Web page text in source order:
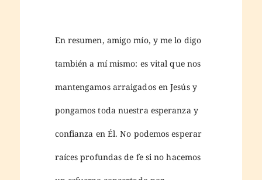
En resumen, amigo mío, y me lo digo
también a mí mismo: es vital que nos
mantengamos arraigados en Jesús y
pongamos toda nuestra esperanza y
confianza en Él. No podemos esperar
raíces profundas de fe si no hacemos